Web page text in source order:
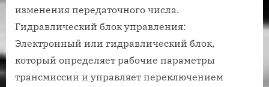
изменения передаточного числа.
Гидравлический блок управления:
Электронный или гидравлический блок,
который определяет рабочие параметры
трансмиссии и управляет переключением